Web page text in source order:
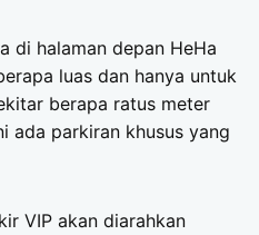
di halaman depan HeHa
luas dan hanya untuk
berapa ratus meter
ada parkiran khusus yang
VIP akan diarahkan